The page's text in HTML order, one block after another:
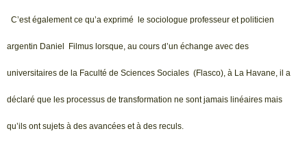
C’est également ce qu’a exprimé le sociologue professeur et politicien
argentin Daniel Filmus lorsque, au cours d’un échange avec des
universitaires de la Faculté de Sciences Sociales (Flasco), à La Havane, il a
déclaré que les processus de transformation ne sont jamais linéaires mais
qu’ils ont sujets à des avancées et à des reculs.